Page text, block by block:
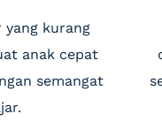
yang kurang
anak cepat
semangat